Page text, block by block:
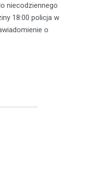
niecodziennego
18:00 policja w
o